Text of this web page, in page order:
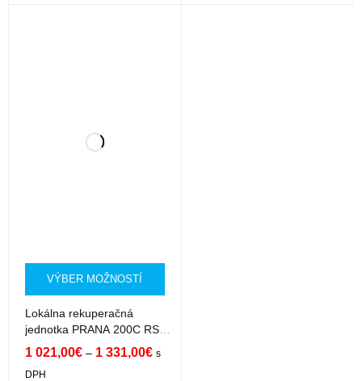
VÝBER MOŽNOSTÍ
Lokálna rekuperačná
jednotka PRANA 200C RS51
Premium Plus
1 021,00€ – 1 331,00€ s
DPH